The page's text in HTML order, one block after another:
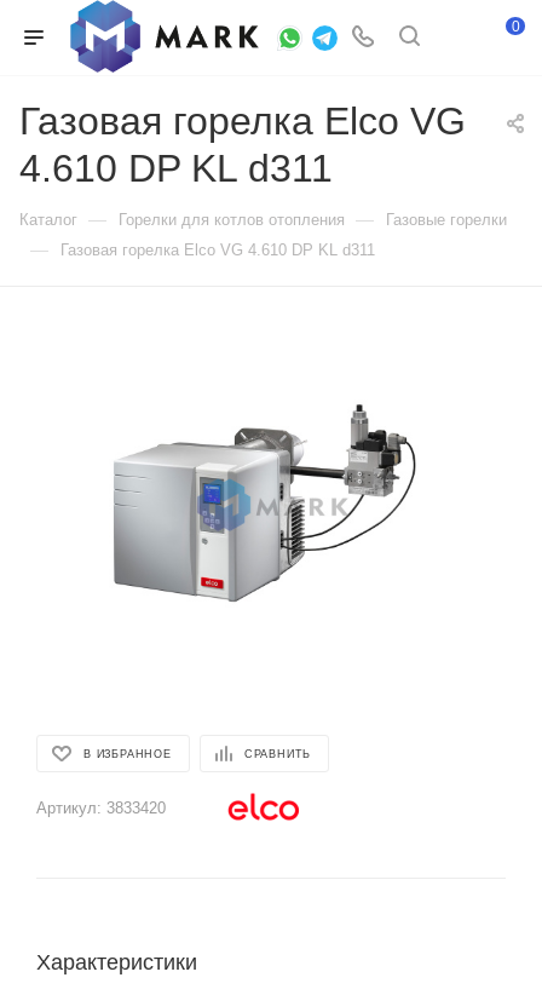
0
Газовая горелка Elco VG
4.610 DP KL d311
Каталог — Горелки для котлов отопления — Газовые горелки
— Газовая горелка Elco VG 4.610 DP KL d311
В ИЗБРАННОЕ СРАВНИТЬ
Артикул: 3833420
Характеристики